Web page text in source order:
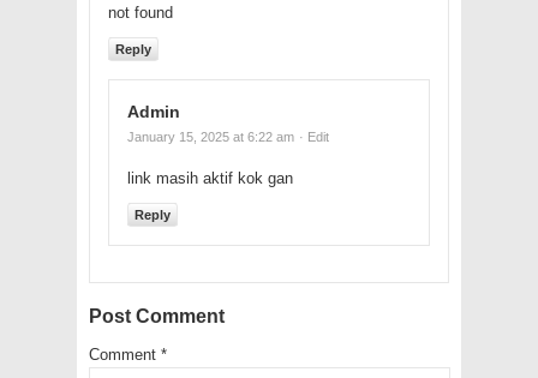
not found
Reply
Admin
January 15, 2025 at 6:22 am · Edit
link masih aktif kok gan
Reply
Post Comment
Comment *